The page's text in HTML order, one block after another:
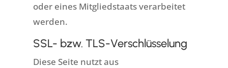
oder eines Mitgliedstaats verarbeitet
werden.
SSL- bzw. TLS-Verschlüsselung
Diese Seite nutzt aus